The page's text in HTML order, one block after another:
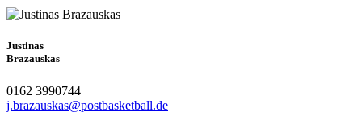
Justinas
Brazauskas
0162 3990744
j.brazauskas@postbasketball.de